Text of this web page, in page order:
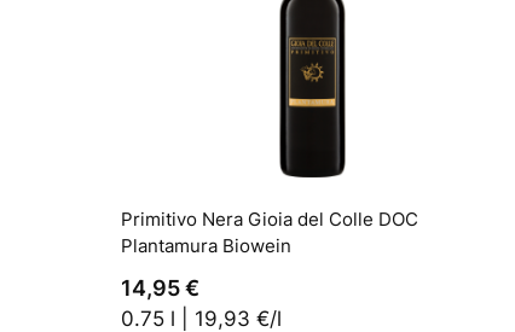
Primitivo Nera Gioia del Colle DOC
Plantamura Biowein
14,95 €
0.75 l | 19,93 €/l